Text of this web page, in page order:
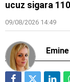
ucuz sigara
09/08/2026 14:49